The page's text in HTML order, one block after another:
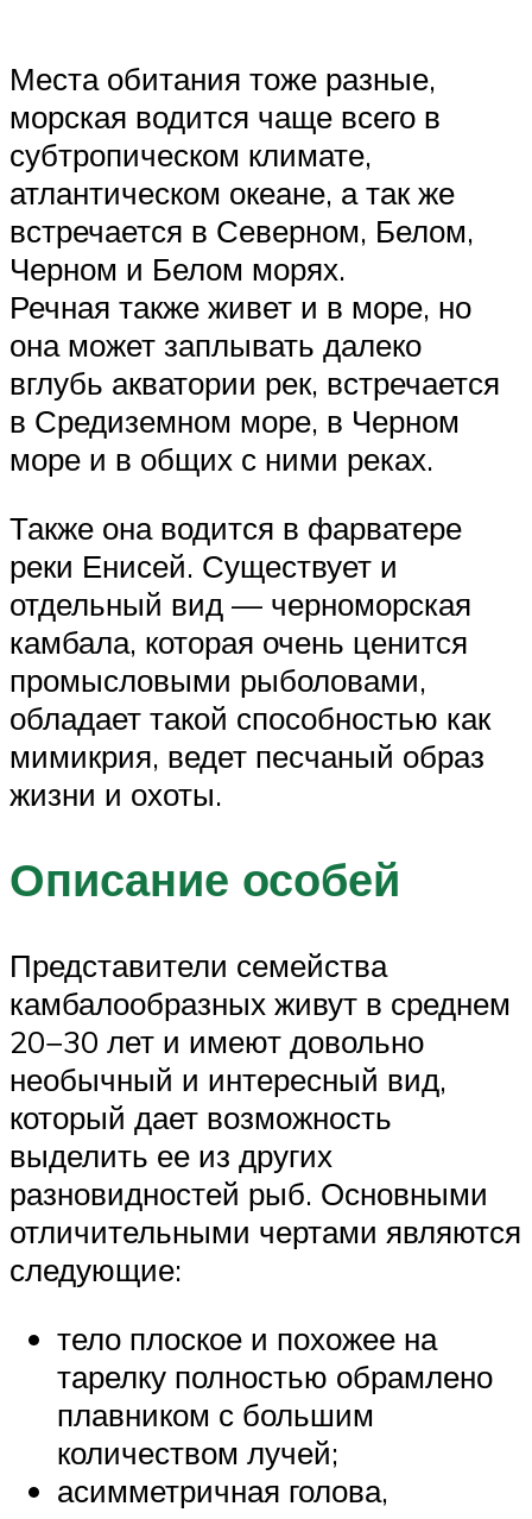
Места обитания тоже разные,
морская водится чаще всего в
субтропическом климате,
атлантическом океане, а так же
встречается в Северном, Белом,
Черном и Белом морях.
Речная также живет и в море, но
она может заплывать далеко
вглубь акватории рек, встречается
в Средиземном море, в Черном
море и в общих с ними реках.
Также она водится в фарватере
реки Енисей. Существует и
отдельный вид — черноморская
камбала, которая очень ценится
промысловыми рыболовами,
обладает такой способностью как
мимикрия, ведет песчаный образ
жизни и охоты.
Описание особей
Представители семейства
камбалообразных живут в среднем
20−30 лет и имеют довольно
необычный и интересный вид,
который дает возможность
выделить ее из других
разновидностей рыб. Основными
отличительными чертами являются
следующие:
тело плоское и похожее на
тарелку полностью обрамлено
плавником с большим
количеством лучей;
асимметричная голова,